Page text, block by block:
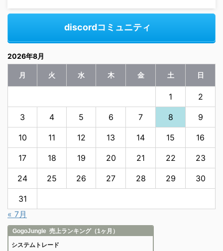
discordコミュニティ
2026年8月
月 火 水 木 金 土 日
1 2
3 4 5 6 7 8 9
10 11 12 13 14 15 16
17 18 19 20 21 22 23
24 25 26 27 28 29 30
31
« 7月